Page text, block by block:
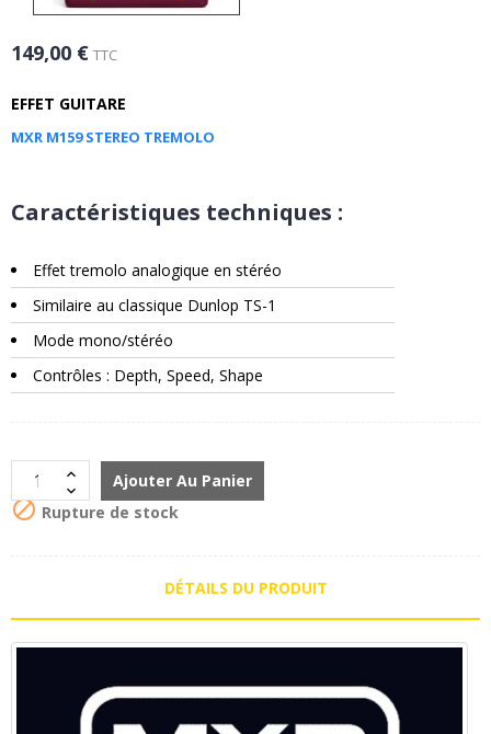
149,00 € TTC
EFFET GUITARE
MXR M159 STEREO TREMOLO
Caractéristiques techniques :
Effet tremolo analogique en stéréo
Similaire au classique Dunlop TS-1
Mode mono/stéréo
Contrôles : Depth, Speed, Shape
Ajouter Au Panier
 Rupture de stock
DÉTAILS DU PRODUIT